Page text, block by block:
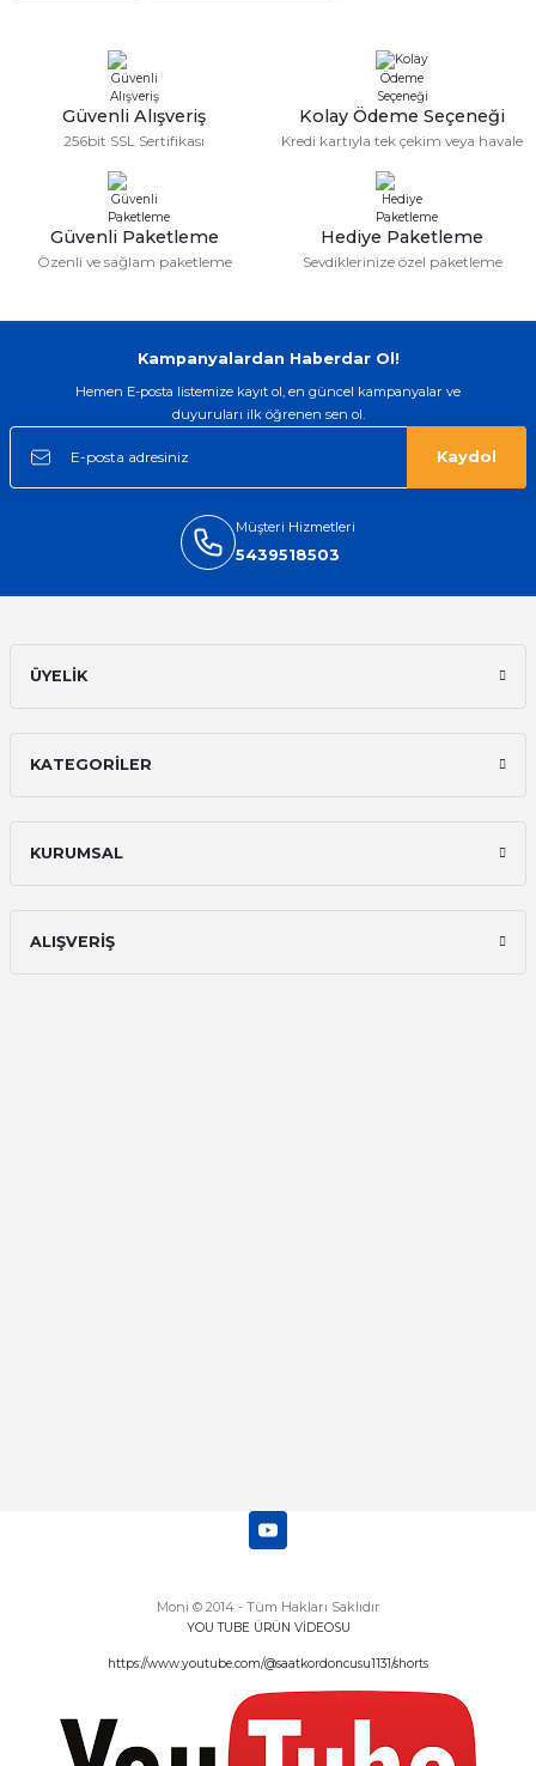
Serdar Keskin | 19/05/2026
gerçekten çok kaliteil ürün geldi bu
kordonu normal dışardan bir saatciye
isterlerdi alacak arkadaşlar ölçülerini
doğru belirleyip kaliteyi sorun
İsmail yılmaz | 15/05/2026
arayip teyit aldiktan sonra yolladılar
Oldukça kaliteli ve şık bir görünümü
rahatsız etmiyor ve tam oturdu.
Sinan Tatlicioglu | 30/01/2026
Ali Bilge Ertan | 11/09/2025
Güvenli Alışveriş
256bit SSL Sertifikası
Kolay Ödeme Seçeneği
Kredi kartıyla tek çekim veya havale
Güvenli Paketleme
Özenli ve sağlam paketleme
Hediye Paketleme
Sevdiklerinize özel paketleme
Kampanyalardan Haberdar Ol!
Hemen E-posta listemize kayıt ol, en güncel kampanyalar ve
duyuruları ilk öğrenen sen ol.
Kaydol
Müşteri Hizmetleri
5439518503
ÜYELİK
KATEGORİLER
KURUMSAL
ALIŞVERİŞ
Moni © 2014 - Tüm Hakları Saklıdır
YOU TUBE ÜRÜN VİDEOSU
https://www.youtube.com/@saatkordoncusu1131/shorts